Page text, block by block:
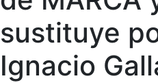
sustituye
Ignacio